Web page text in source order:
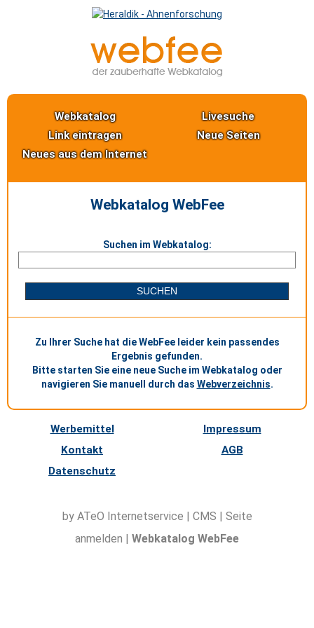
Webkatalog
Livesuche
Link eintragen
Neue Seiten
Neues aus dem Internet
Webkatalog WebFee
Suchen im Webkatalog:
Zu Ihrer Suche hat die WebFee leider kein passendes
Ergebnis gefunden.
Bitte starten Sie eine neue Suche im Webkatalog oder
navigieren Sie manuell durch das Webverzeichnis.
Werbemittel
Impressum
Kontakt
AGB
Datenschutz
by ATeO Internetservice | CMS | Seite
anmelden | Webkatalog WebFee